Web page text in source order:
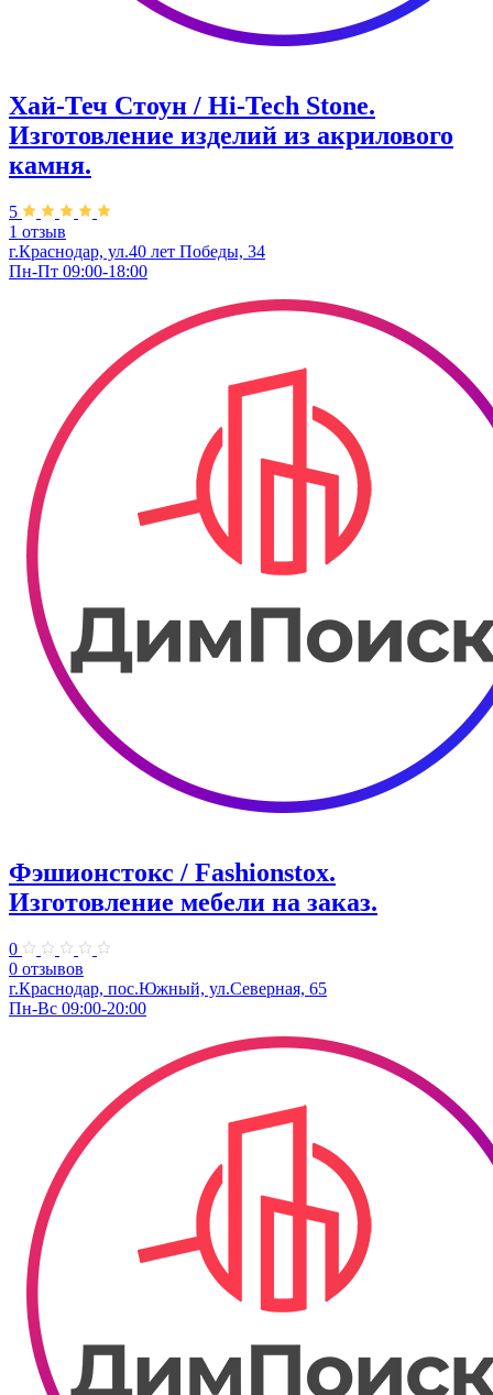
Хай-Теч Стоун / Hi-Tech Stone.
Изготовление изделий из акрилового
камня.
5
1 отзыв
г.Краснодар, ул.40 лет Победы, 34
Пн-Пт 09:00-18:00
Фэшионстокс / Fashionstox.
Изготовление мебели на заказ.
0
0 отзывов
г.Краснодар, пос.Южный, ул.Северная, 65
Пн-Вс 09:00-20:00